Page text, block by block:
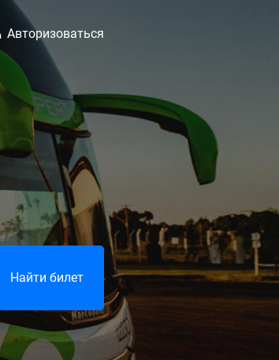
Авторизоваться
Найти билет